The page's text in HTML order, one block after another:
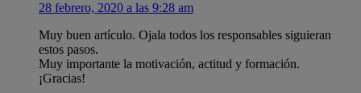
28 febrero, 2020 a las 9:28 am
Muy buen artículo. Ojala todos los responsables siguieran
estos pasos.
Muy importante la motivación, actitud y formación.
¡Gracias!